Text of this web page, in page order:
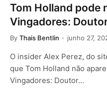
Tom Holland pode
Vingadores:
By Thais Bentlin junho 27,
O insider Alex Perez, do
que Tom Holland não
Vingadores: Doutor…